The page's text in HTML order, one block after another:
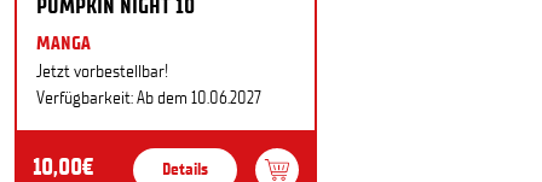
PUMPKIN NIGHT 10
MANGA
Jetzt vorbestellbar!
Verfügbarkeit: Ab dem 10.06.2027
10,00€ Details